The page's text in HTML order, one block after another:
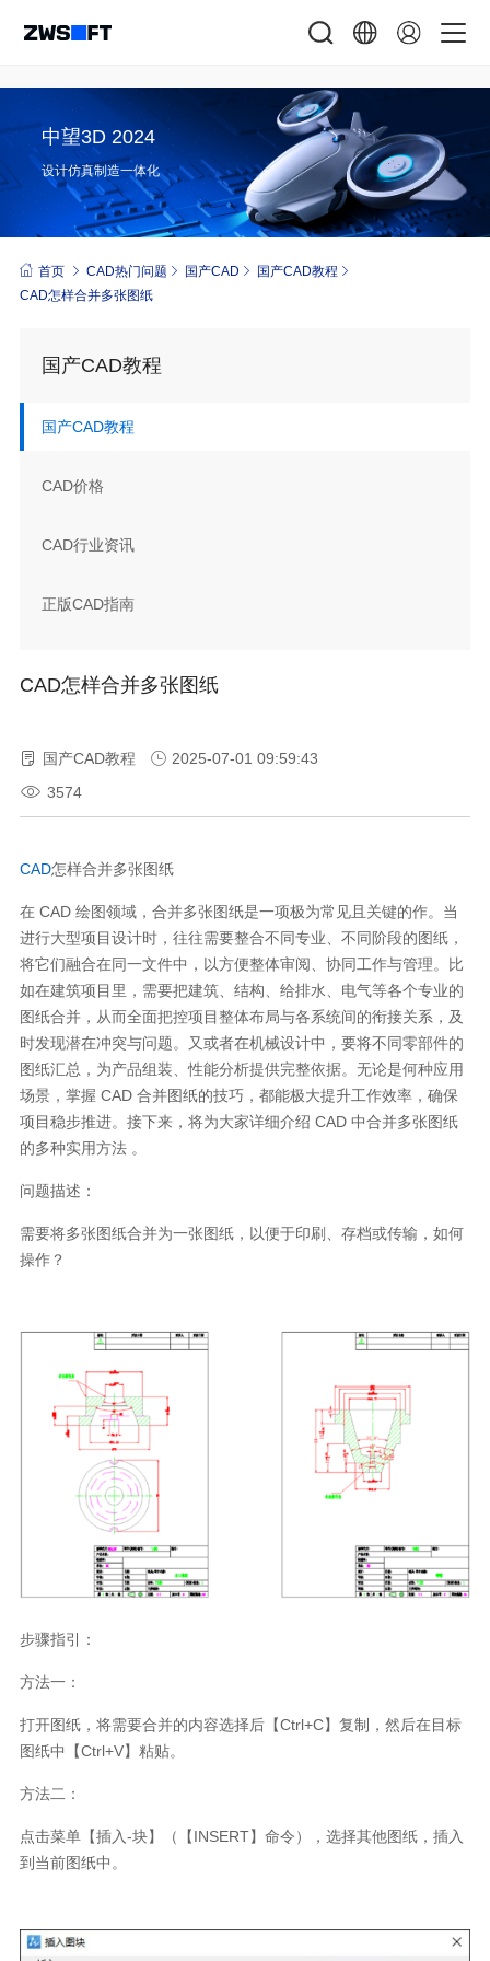
中望3D 2024
设计仿真制造一体化
首页 CAD热门问题 国产CAD
国产CAD教程
CAD怎样合并多张图纸
国产CAD教程
国产CAD教程
CAD价格
CAD行业资讯
正版CAD指南
CAD怎样合并多张图纸
国产CAD教程
2025-07-01 09:59:43
3574
CAD怎样合并多张图纸
在CAD 绘图领域，合并多张图纸是一项极为常见且关键的作。当
进行大型项目设计时，往往需要整合不同专业、不同阶段的图纸，
将它们融合在同一文件中，以方便整体审阅、协同工作与管理。比
如在建筑项目里，需要把建筑、结构、给排水、电气等各个专业的
图纸合并，从而全面把控项目整体布局与各系统间的衔接关系，及
时发现潜在冲突与问题。又或者在机械设计中，要将不同零部件的
图纸汇总，为产品组装、性能分析提供完整依据。无论是何种应用
场景，掌握 CAD 合并图纸的技巧，都能极大提升工作效率，确保
项目稳步推进。接下来，将为大家详细介绍 CAD 中合并多张图纸
的多种实用方法 。
问题描述：
需要将多张图纸合并为一张图纸，以便于印刷、存档或传输，如何
操作？
步骤指引：
方法一：
打开图纸，将需要合并的内容选择后【Ctrl+C】复制，然后在目标
图纸中【Ctrl+V】粘贴。
方法二：
点击菜单【插入-块】（【INSERT】命令），选择其他图纸，插入
到当前图纸中。